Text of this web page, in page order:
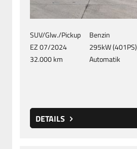
SUV/Glw./Pickup
EZ 07/2024
32.000 km
Benzin
295kW (401PS)
Automatik
DETAILS